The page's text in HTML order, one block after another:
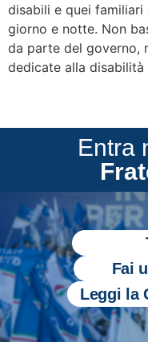
disabili e quei
giorno e notte. Non
da parte del governo,
dedicate alla
Entra
Fai
Leggi la